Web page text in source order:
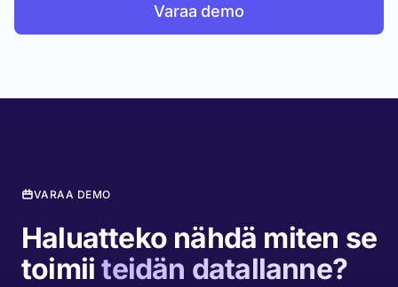
Varaa demo
VARAA DEMO
Haluatteko nähdä miten se
toimiiteidän datallanne?